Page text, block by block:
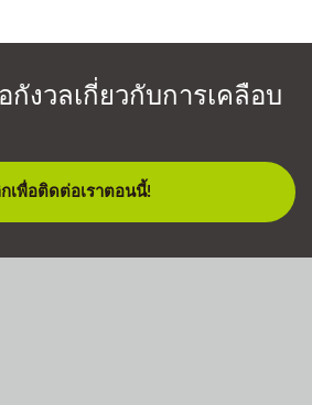
งวลเกี่ยวกับการเคลือบ
เพื่อติดต่อเราตอนนี้!